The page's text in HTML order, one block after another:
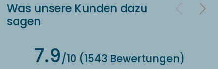
Was unsere Kunden dazu
sagen
7.9/10 (1543 Bewertungen)